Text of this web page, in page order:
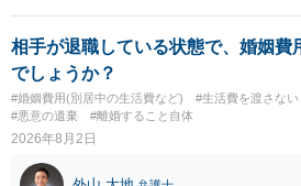
婚する、慰謝料をとるなど）ことができる
貞発覚後、長期間同居を続けると、不貞を
場合がありますので、ご注意ください。 以
相手が退職している状態で、婚姻費
でしょうか？
#婚姻費用(別居中の生活費など) #生活費を渡さない
#悪意の遺棄
#離婚すること自体
2026年8月2日